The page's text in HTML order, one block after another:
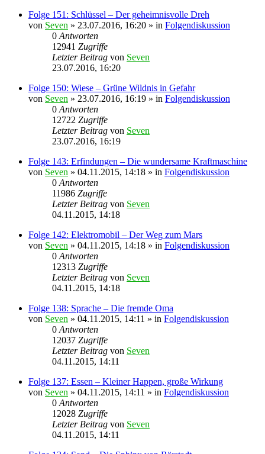
Folge 151: Schlüssel – Der geheimnisvolle Dreh
von Seven » 23.07.2016, 16:20 » in Folgendiskussion
0 Antworten
12941 Zugriffe
Letzter Beitrag von Seven
23.07.2016, 16:20
Folge 150: Wiese – Grüne Wildnis in Gefahr
von Seven » 23.07.2016, 16:19 » in Folgendiskussion
0 Antworten
12722 Zugriffe
Letzter Beitrag von Seven
23.07.2016, 16:19
Folge 143: Erfindungen – Die wundersame Kraftmaschine
von Seven » 04.11.2015, 14:18 » in Folgendiskussion
0 Antworten
11986 Zugriffe
Letzter Beitrag von Seven
04.11.2015, 14:18
Folge 142: Elektromobil – Der Weg zum Mars
von Seven » 04.11.2015, 14:18 » in Folgendiskussion
0 Antworten
12313 Zugriffe
Letzter Beitrag von Seven
04.11.2015, 14:18
Folge 138: Sprache – Die fremde Oma
von Seven » 04.11.2015, 14:11 » in Folgendiskussion
0 Antworten
12037 Zugriffe
Letzter Beitrag von Seven
04.11.2015, 14:11
Folge 137: Essen – Kleiner Happen, große Wirkung
von Seven » 04.11.2015, 14:11 » in Folgendiskussion
0 Antworten
12028 Zugriffe
Letzter Beitrag von Seven
04.11.2015, 14:11